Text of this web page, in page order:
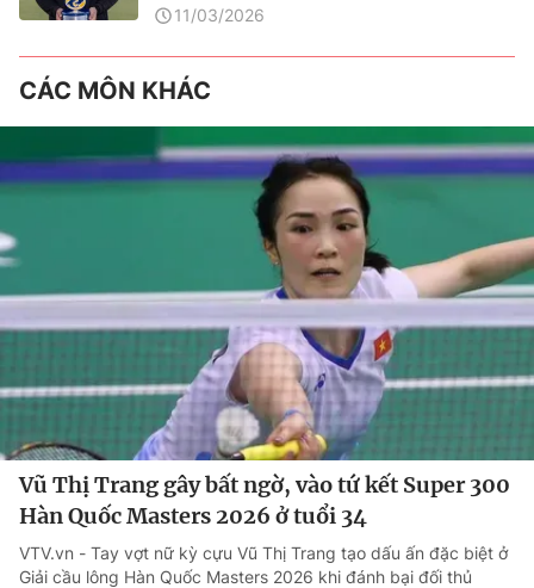
11/03/2026
CÁC MÔN KHÁC
Vũ Thị Trang gây bất ngờ, vào tứ kết Super 300
Hàn Quốc Masters 2026 ở tuổi 34
VTV.vn - Tay vợt nữ kỳ cựu Vũ Thị Trang tạo dấu ấn đặc biệt ở
Giải cầu lông Hàn Quốc Masters 2026 khi đánh bại đối thủ